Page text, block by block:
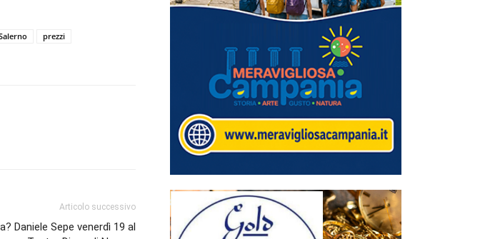
prezzi
Articolo successivo
Daniele Sepe venerdì 19 al